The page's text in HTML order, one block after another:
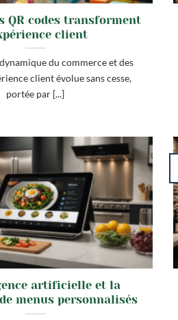
QR codes transforment
client
du commerce et des
client évolue sans cesse,
portée par [...]
artificielle et la
menus personnalisés